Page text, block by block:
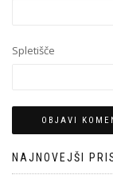
Spletišče
NAJNOVEJŠI